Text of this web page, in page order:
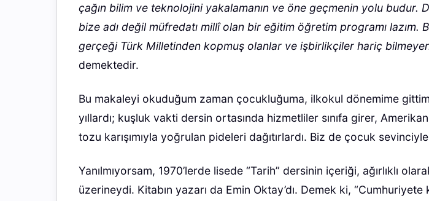
çağın bilim ve teknolojini yakalamanın ve öne geçmenin yolu budur.
bize adı değil müfredatı millî olan bir eğitim öğretim programı lazım.
gerçeği Türk Milletinden kopmuş olanlar ve işbirlikçiler hariç
demektedir.
Bu makaleyi okuduğum zaman çocukluğuma, ilkokul dönemime
yıllardı; kuşluk vakti dersin ortasında hizmetliler sınıfa girer,
tozu karışımıyla yoğrulan pideleri dağıtırlardı. Biz de çocuk
Yanılmıyorsam, 1970’lerde lisede “Tarih” dersinin içeriği, ağırlıklı
üzerineydi. Kitabın yazarı da Emin Oktay’dı. Demek ki, “Cumhuriyete